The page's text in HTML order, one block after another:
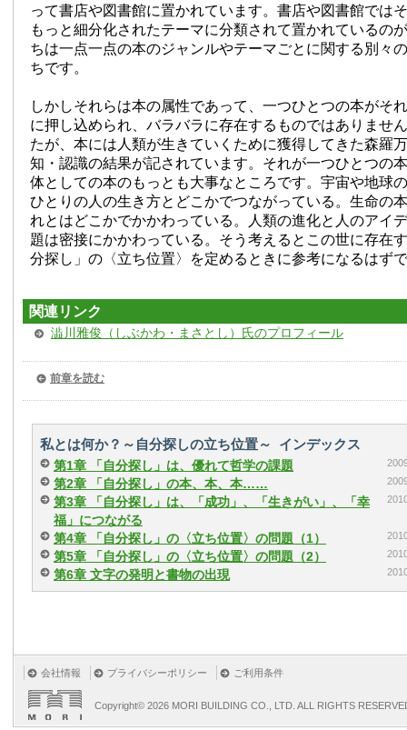
って書店や図書館に置かれています。書店や図書館では
もっと細分化されたテーマに分類されて置かれているの
ちは一点一点の本のジャンルやテーマごとに関する別々
ちです。
しかしそれらは本の属性であって、一つひとつの本がそ
に押し込められ、バラバラに存在するものではありませ
たが、本には人類が生きていくために獲得してきた森羅
知・認識の結果が記されています。それが一つひとつの
体としての本のもっとも大事なところです。宇宙や地球
ひとりの人の生き方とどこかでつながっている。生命の
れとはどこかでかかわっている。人類の進化と人のアイ
題は密接にかかわっている。そう考えるとこの世に存在
分探し」の〈立ち位置〉を定めるときに参考になるはず
関連リンク
澁川雅俊（しぶかわ・まさとし）氏のプロフィール
前章を読む
私とは何か？～自分探しの立ち位置～ インデックス
第1章 「自分探し」は、優れて哲学の課題
第2章 「自分探し」の本、本、本……
第3章 「自分探し」は、「成功」、「生きがい」、「幸
福」につながる
第4章 「自分探し」の〈立ち位置〉の問題（1）
第5章 「自分探し」の〈立ち位置〉の問題（2）
第6章 文字の発明と書物の出現
会社情報 プライバシーポリシー ご利用条件
Copyright© 2026 MORI BUILDING CO., LTD. ALL RIGHTS